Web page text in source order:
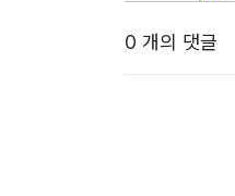
0 개의 댓글